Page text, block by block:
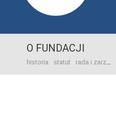
O FUNDACJI
historia statut rada i zarząd